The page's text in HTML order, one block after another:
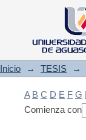
Inicio → TESIS →
A B C D E F G
Comienza con